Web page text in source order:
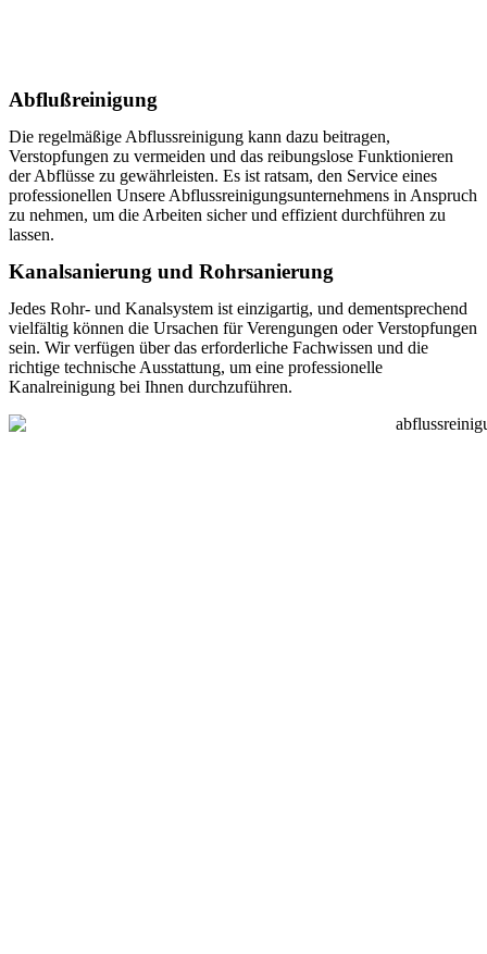
Abflußreinigung
Die regelmäßige Abflussreinigung kann dazu beitragen,
Verstopfungen zu vermeiden und das reibungslose Funktionieren
der Abflüsse zu gewährleisten. Es ist ratsam, den Service eines
professionellen Unsere Abflussreinigungsunternehmens in Anspruch
zu nehmen, um die Arbeiten sicher und effizient durchführen zu
lassen.
Kanalsanierung und Rohrsanierung
Jedes Rohr- und Kanalsystem ist einzigartig, und dementsprechend
vielfältig können die Ursachen für Verengungen oder Verstopfungen
sein. Wir verfügen über das erforderliche Fachwissen und die
richtige technische Ausstattung, um eine professionelle
Kanalreinigung bei Ihnen durchzuführen.